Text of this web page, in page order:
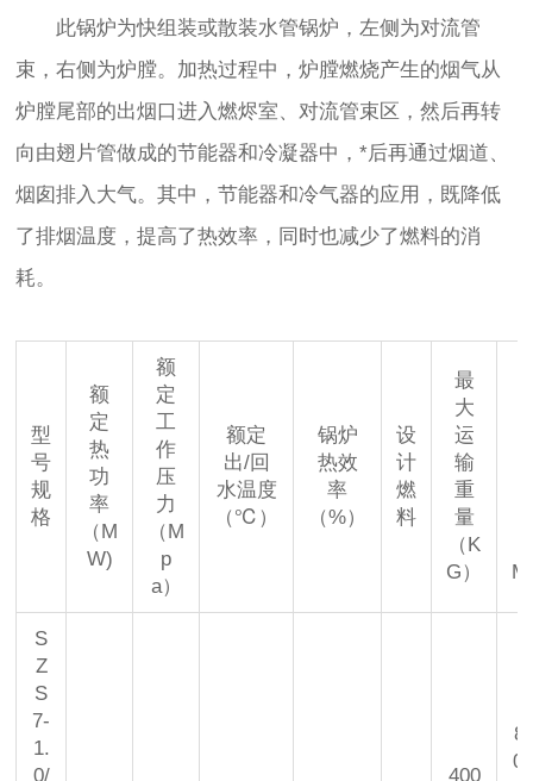
此锅炉为快组装或散装水管锅炉，左侧为对流管
束，右侧为炉膛。加热过程中，炉膛燃烧产生的烟气从
炉膛尾部的出烟口进入燃烬室、对流管束区，然后再转
向由翅片管做成的节能器和冷凝器中，*后再通过烟道、
烟囱排入大气。其中，节能器和冷气器的应用，既降低
了排烟温度，提高了热效率，同时也减少了燃料的消
耗。
型
号
规
格
额
定
热
功
率
（M
W)
额
定
工
作
压
力
（M
p
a）
额定
出/回
水温度
（℃）
锅炉
热效
率
（%）
设
计
燃
料
最
大
运
输
重
量
（K
G）
S
Z
S
7-
1.
0/
400